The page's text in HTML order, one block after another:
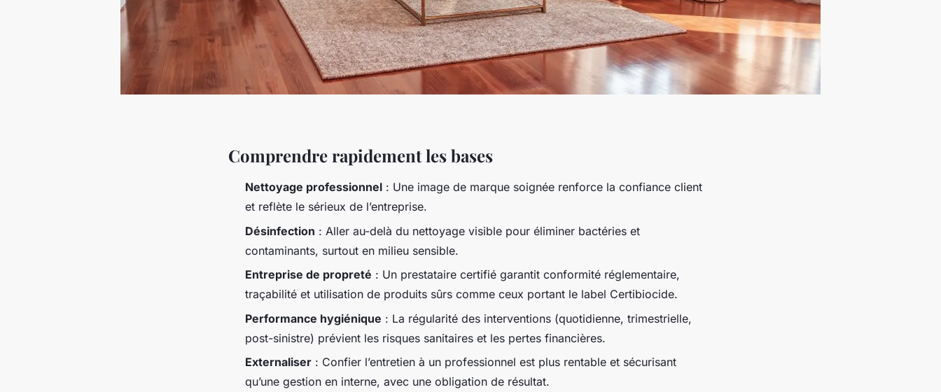
Comprendre rapidement les bases
Nettoyage professionnel : Une image de marque soignée renforce la confiance client
et reflète le sérieux de l’entreprise.
Désinfection : Aller au-delà du nettoyage visible pour éliminer bactéries et
contaminants, surtout en milieu sensible.
Entreprise de propreté : Un prestataire certifié garantit conformité réglementaire,
traçabilité et utilisation de produits sûrs comme ceux portant le label Certibiocide.
Performance hygiénique : La régularité des interventions (quotidienne, trimestrielle,
post-sinistre) prévient les risques sanitaires et les pertes financières.
Externaliser : Confier l’entretien à un professionnel est plus rentable et sécurisant
qu’une gestion en interne, avec une obligation de résultat.